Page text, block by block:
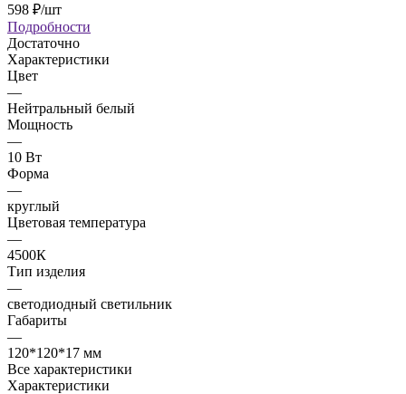
598 ₽/шт
Подробности
Достаточно
Характеристики
Цвет
—
Нейтральный белый
Мощность
—
10 Вт
Форма
—
круглый
Цветовая температура
—
4500К
Тип изделия
—
светодиодный светильник
Габариты
—
120*120*17 мм
Все характеристики
Характеристики